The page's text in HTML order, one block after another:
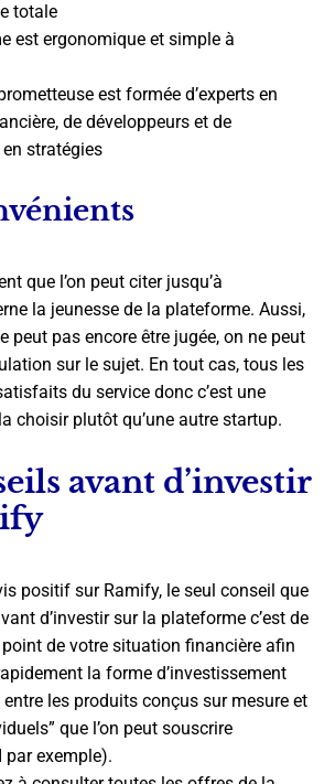
totale
est ergonomique et simple à
est formée d’experts en
de développeurs et de
stratégies
que l’on peut citer jusqu’à
la jeunesse de la plateforme. Aussi,
peut pas encore être jugée, on ne peut
sur le sujet. En tout cas, tous les
du service donc c’est une
choisir plutôt qu’une autre startup.
avant d’investir
positif sur Ramify, le seul conseil que
d’investir sur la plateforme c’est de
de votre situation financière afin
la forme d’investissement
les produits conçus sur mesure et
que l’on peut souscrire
par exemple).